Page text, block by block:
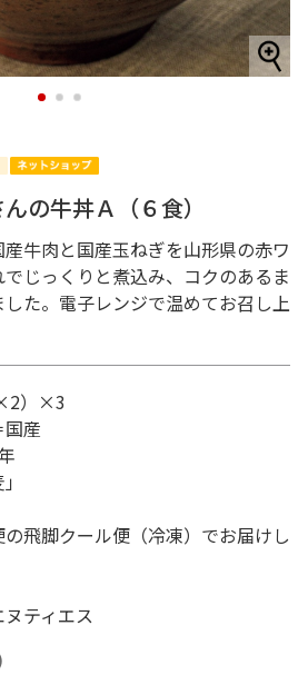
1 2 3
の牛丼Ａ（６食）
牛肉と国産玉ねぎを山形県の赤ワ
じっくりと煮込み、コクのあるま
た。電子レンジで温めてお召し上
）×3
産
」
飛脚クール便（冷凍）でお届けし
ティエス